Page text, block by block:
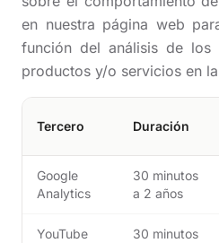
en nuestra página web
función del análisis de
productos y/o servicios en
Tercero Duración
Google
Analytics
30 minutos
a 2 años
YouTube
30 minutos